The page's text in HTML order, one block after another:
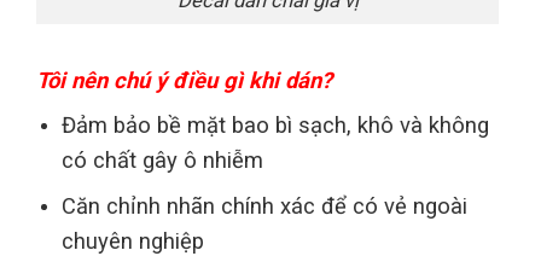
Tôi nên chú ý điều gì khi dán?
Đảm bảo bề mặt bao bì sạch, khô và không
có chất gây ô nhiễm
Căn chỉnh nhãn chính xác để có vẻ ngoài
chuyên nghiệp